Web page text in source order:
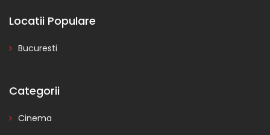
Locatii Populare
Bucuresti
Categorii
Cinema